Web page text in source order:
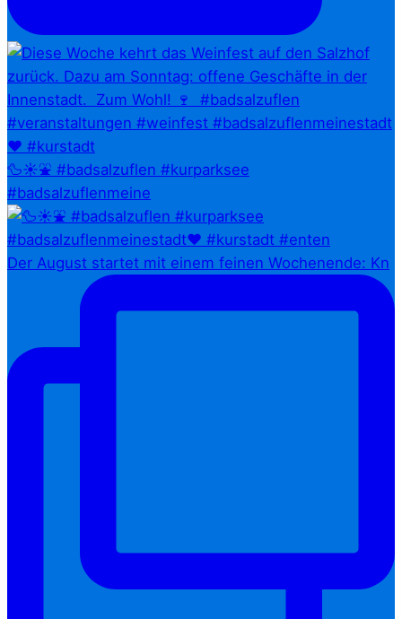
🦆☀️⛲ #badsalzuflen #kurparksee
#badsalzuflenmeine
Der August startet mit einem feinen Wochenende: Kn